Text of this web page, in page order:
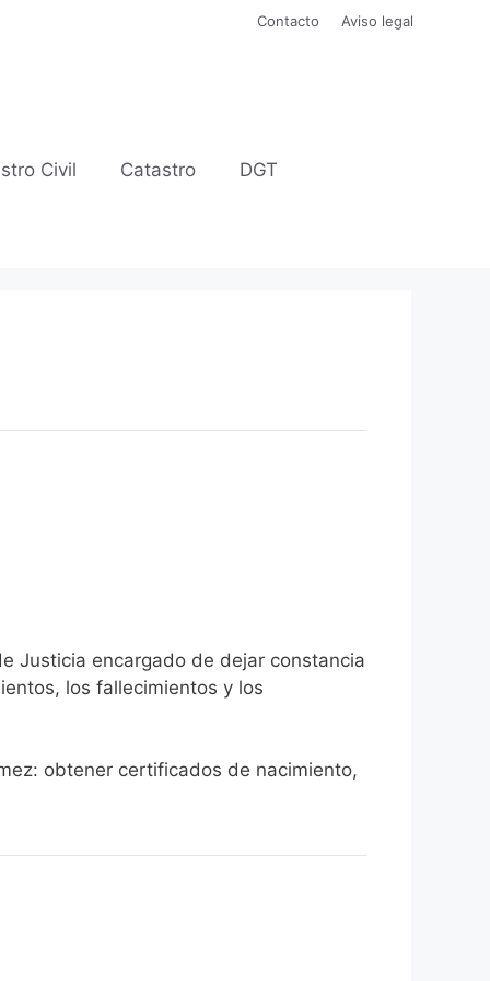
Contacto Aviso legal
Civil Catastro DGT
Justicia encargado de dejar constancia
los fallecimientos y los
obtener certificados de nacimiento,